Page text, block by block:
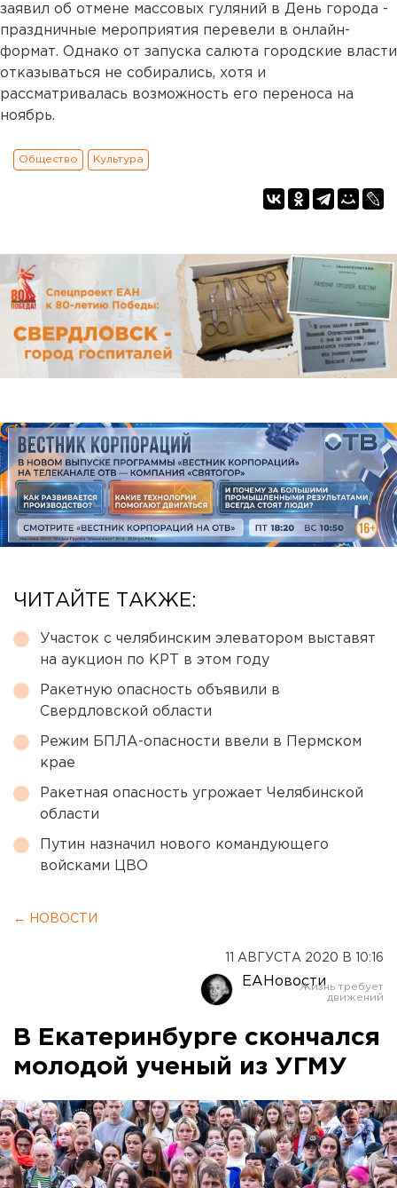
заявил об отмене массовых гуляний в День города -
праздничные мероприятия перевели в онлайн-
формат. Однако от запуска салюта городские власти
отказываться не собирались, хотя и
рассматривалась возможность его переноса на
ноябрь.
Общество Культура
ЧИТАЙТЕ ТАКЖЕ:
Участок с челябинским элеватором выставят
на аукцион по КРТ в этом году
Ракетную опасность объявили в
Свердловской области
Режим БПЛА-опасности ввели в Пермском
крае
Ракетная опасность угрожает Челябинской
области
Путин назначил нового командующего
войсками ЦВО
← НОВОСТИ
11 АВГУСТА 2020 В 10:16
ЕАНовости
В Екатеринбурге скончался
молодой ученый из УГМУ